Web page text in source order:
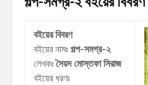
বইয়ের বিবরণ
বইয়ের নামঃ গল্প-সমগ্র-২
লেখকঃসৈয়দ মোস্তফা সিরাজ
বইয়ের ধরণঃ